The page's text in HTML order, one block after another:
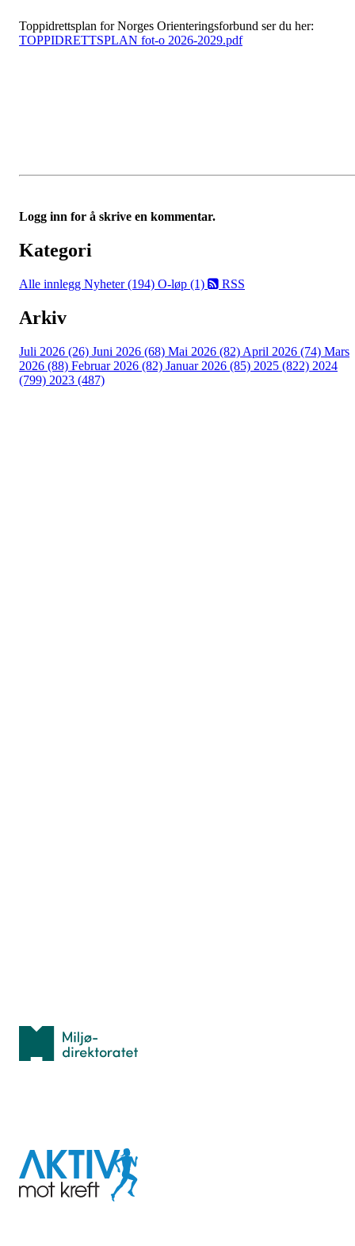
Toppidrettsplan for Norges Orienteringsforbund ser du her:
TOPPIDRETTSPLAN fot-o 2026-2029.pdf
Logg inn for å skrive en kommentar.
Kategori
Alle innlegg Nyheter (194) O-løp (1) RSS
Arkiv
Juli 2026 (26) Juni 2026 (68) Mai 2026 (82) April 2026 (74) Mars
2026 (88) Februar 2026 (82) Januar 2026 (85) 2025 (822) 2024
(799) 2023 (487)